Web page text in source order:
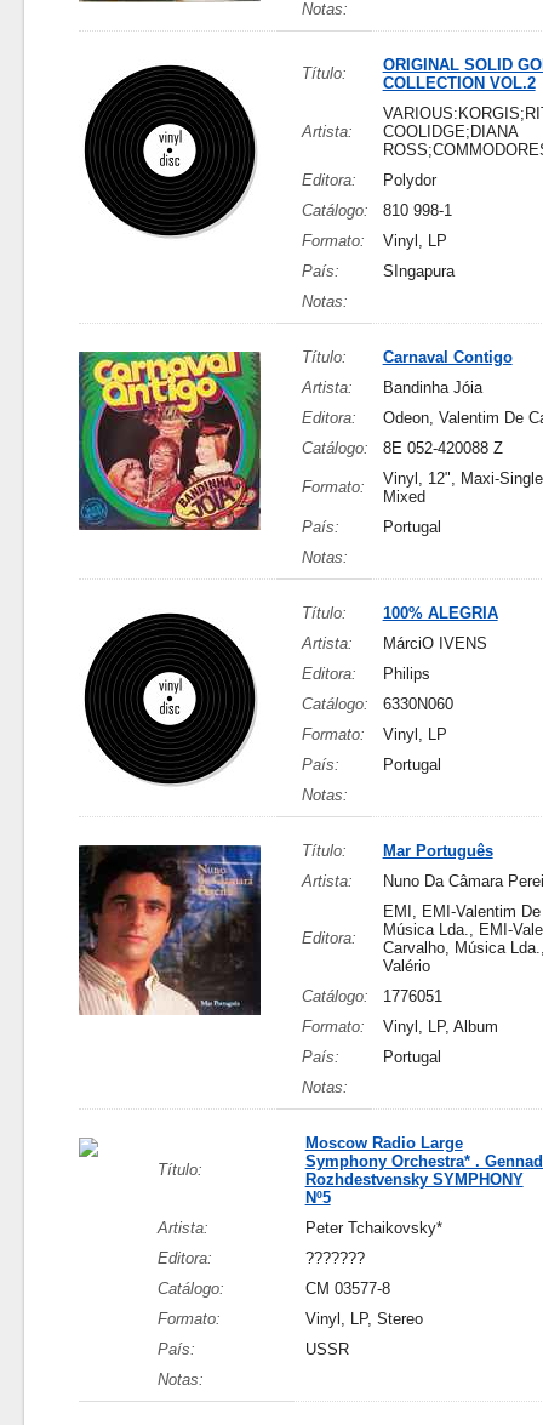
Notas:
Título:
ORIGINAL SOLID
COLLECTION VOL.2
Artista:
COOLIDGE;DIANA
Editora:
Polydor
Catálogo:
810 998-1
Formato:
Vinyl, LP
País:
SIngapura
Notas:
Título:
Carnaval Contigo
Artista:
Bandinha Jóia
Editora:
Odeon, Valentim De
Catálogo:
8E 052-420088 Z
Formato:
Vinyl, 12", Maxi-
Mixed
País:
Portugal
Notas:
Título:
100% ALEGRIA
Artista:
MárciO IVENS
Editora:
Philips
Catálogo:
6330N060
Formato:
Vinyl, LP
País:
Portugal
Notas:
Título:
Mar Português
Artista:
Nuno Da Câmara
Editora:
EMI, EMI-Valentim
Música Lda., EMI-
Carvalho, Música
Valério
Catálogo:
1776051
Formato:
Vinyl, LP, Album
País:
Portugal
Notas:
Título:
Moscow Radio Large
Symphony Orchestra* .
Rozhdestvensky SYMPHONY
Nº5
Artista:
Peter Tchaikovsky*
Editora:
???????
Catálogo:
CM 03577-8
Formato:
Vinyl, LP, Stereo
País:
USSR
Notas: